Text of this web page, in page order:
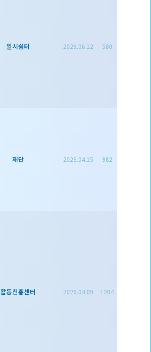
일시쉼터 2026.06.12 580
재단 2026.04.15 982
활동진흥센터 2026.04.09 1204